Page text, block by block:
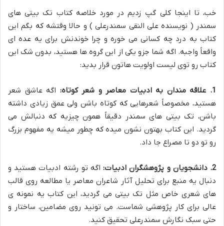
خب، تا اینجا کلی گپ زدیم در مورد خلاصه کتاب تک بیتی های
سمندر ( نویسنده علی النقی سمندرعلی ) و حالا وقتشه که بگم این
کتاب به درد چه کسانی می خوره و چرا خوندنش برای یه عده ای
واقعاً واجبه. اگه شما جزو یکی از این گروه ها هستید، بدون شک این
کتاب رو توی لیست اولویت هاتون قرار بدید:
1. علاقه مندان به ادبیات معاصر و شعر کوتاه:
اگه عاشق شعر
هستید، مخصوصاً شعرهایی که کوتاه باشن ولی عمق زیادی داشته
باشن، تک بیتی های سمندر دقیقاً همون چیزیه که دنبالش می
گردید. این کتاب بهتون نشون میده که چطور میشه یه مفهوم بزرگ
رو تو دو تا مصراع جا داد.
2. دانشجویان و پژوهشگران ادبیات:
اگه تو رشته ادبیات هستید و
دنبال یه منبع برای تحلیل آثار شاعران معاصر یا مطالعه روی قالب
های شعری خاص مثل تک بیتی می گردید، این کتاب یه نمونه ی
عالی برای کار پژوهشی شماست. می تونید روی مضامین، ساختار و
حتی سبک نگارش سمندرعلی تحقیق کنید.